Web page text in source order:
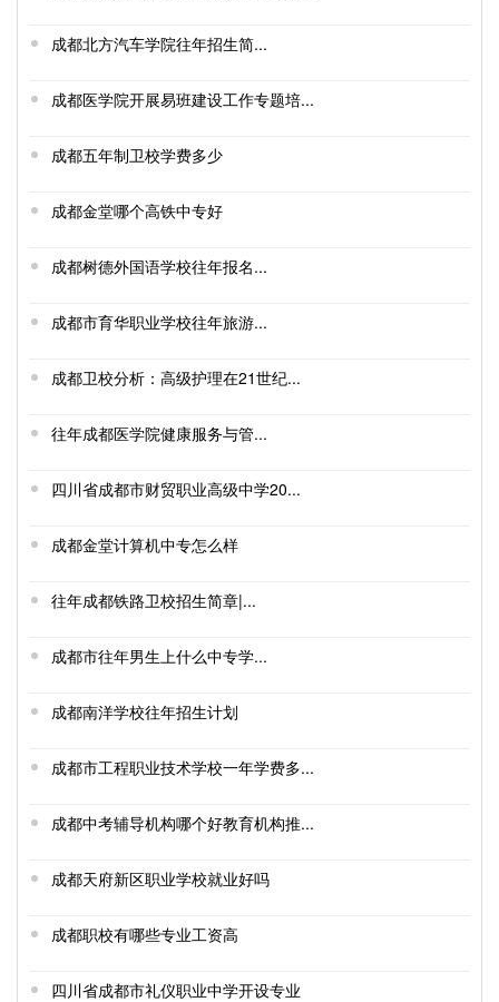
成都北方汽车学院往年招生简...
成都医学院开展易班建设工作专题培...
成都五年制卫校学费多少
成都金堂哪个高铁中专好
成都树德外国语学校往年报名...
成都市育华职业学校往年旅游...
成都卫校分析：高级护理在21世纪...
往年成都医学院健康服务与管...
四川省成都市财贸职业高级中学20...
成都金堂计算机中专怎么样
往年成都铁路卫校招生简章|...
成都市往年男生上什么中专学...
成都南洋学校往年招生计划
成都市工程职业技术学校一年学费多...
成都中考辅导机构哪个好教育机构推...
成都天府新区职业学校就业好吗
成都职校有哪些专业工资高
四川省成都市礼仪职业中学开设专业